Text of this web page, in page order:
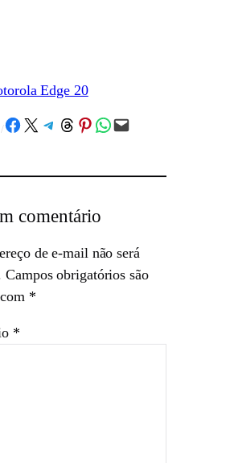
Edge 20
/Share on Facebook
Share on X Share on Telegram
Share on Threads
Share on Pinterest
Share on WhatsApp
Email this Page
comentário
de e-mail não será
Campos obrigatórios são
*
*